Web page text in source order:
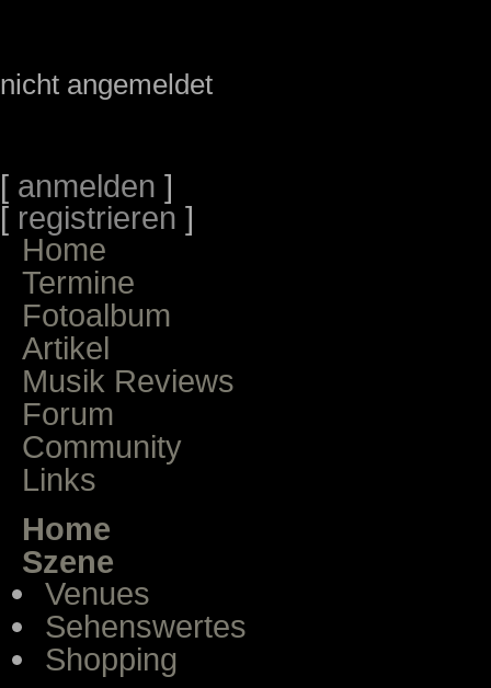
nicht angemeldet
[ anmelden ]
[ registrieren ]
Home
Termine
Fotoalbum
Artikel
Musik Reviews
Forum
Community
Links
Home
Szene
Venues
Sehenswertes
Shopping